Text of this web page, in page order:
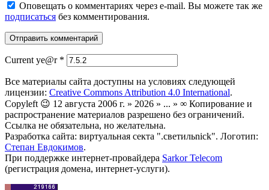
Оповещать о комментариях через e-mail. Вы можете так же
подписаться без комментирования.
Current ye@r *
Все материалы сайта доступны на условиях следующей
лицензии: Creative Commons Attribution 4.0 International.
Copyleft 😉 12 августа 2006 г. » 2026 » ... » ∞ Копирование и
распространение материалов разрешено без ограничений.
Ссылка не обязательна, но желательна.
Разработка сайта: виртуальная секта ".светильnick". Логотип:
Степан Евдокимов.
При поддержке интернет-провайдера Sarkor Telecom
(регистрация домена, интернет-услуги).